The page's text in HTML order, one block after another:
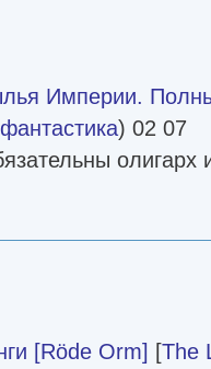
Империи.
) 02 07
олигарх
[Röde Orm] [The